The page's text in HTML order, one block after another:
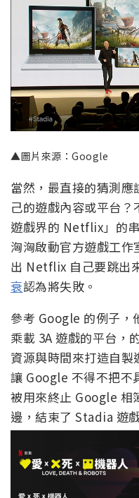
▲圖片來源：Google
當然，最直接的猜測
己的遊戲內容或平台
遊戲界的 Netflix」的
洶洶啟動官方遊戲工作
出 Netflix 自己要跳出
衰認為將失敗。
參考 Google 的例子，
乘載 3A 遊戲的平台，
資源與時間來打造自
讓 Google 不得不把不
被用來終止 Google 相
邊，結束了 Stadia 遊